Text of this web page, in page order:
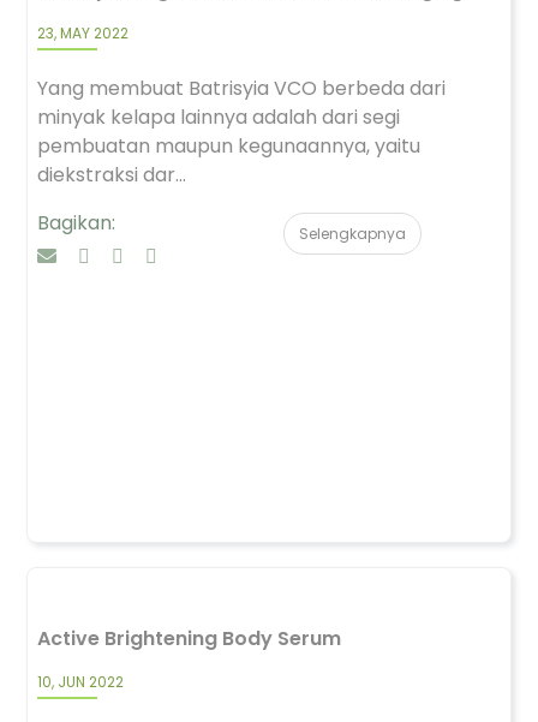
23, MAY 2022
Yang membuat Batrisyia VCO berbeda dari
minyak kelapa lainnya adalah dari segi
pembuatan maupun kegunaannya, yaitu
diekstraksi dar...
Bagikan:
Selengkapnya
Active Brightening Body Serum
10, JUN 2022